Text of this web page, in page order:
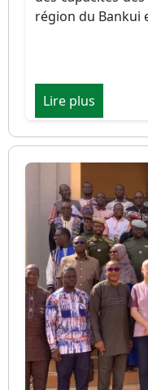
région du Bankui
Lire plus
Image